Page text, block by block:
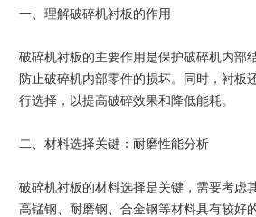
一、理解破碎机衬板的作用
破碎机衬板的主要作用是保护破碎机内部
防止破碎机内部零件的损坏。同时，衬板
行选择，以提高破碎效果和降低能耗。
二、材料选择关键：耐磨性能分析
破碎机衬板的材料选择是关键，需要考虑
高锰钢、耐磨钢、合金钢等材料具有较好